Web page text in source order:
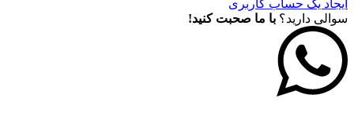
ایجاد یک حساب کاربری
سوالی دارید؟ با ما صحبت کنید!